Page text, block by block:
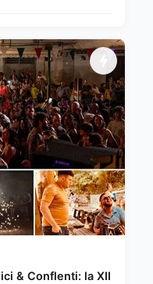
& Conflenti: la XII